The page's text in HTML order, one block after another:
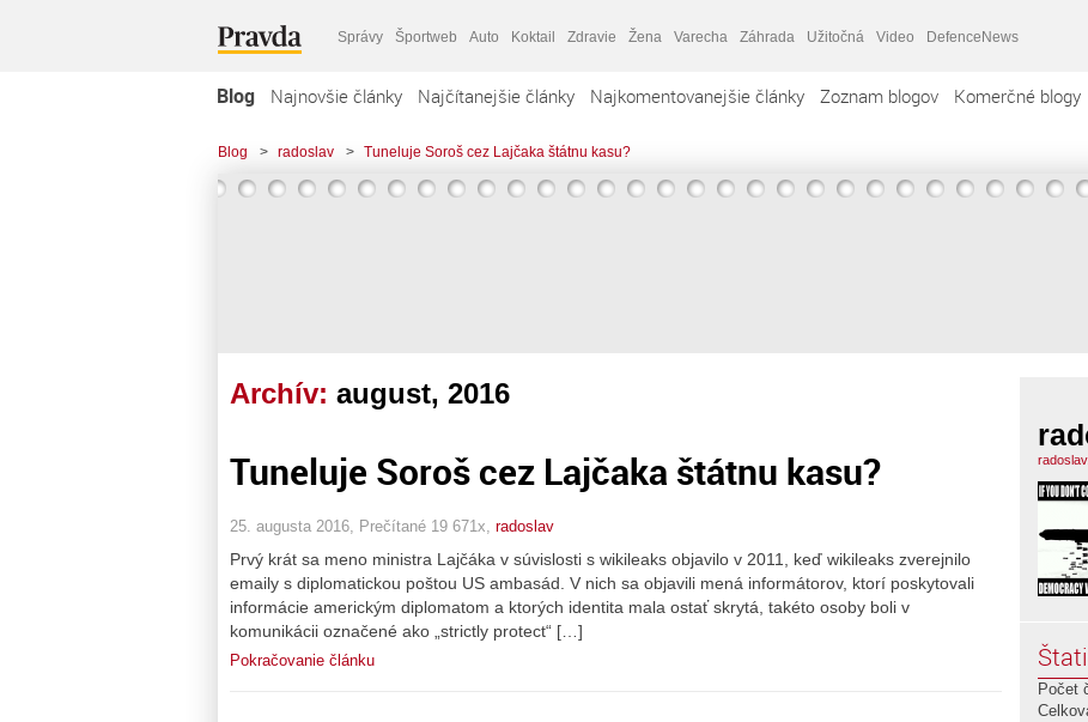
Správy Športweb Auto Koktail Zdravie Žena Varecha Záhrada Užitočná Video DefenceNews
Blog Najnovšie články Najčítanejšie články Najkomentovanejšie články Zoznam blogov Komerčné blogy
Blog > radoslav > Tuneluje Soroš cez Lajčaka štátnu kasu?
Archív: august, 2016
Tuneluje Soroš cez Lajčaka štátnu kasu?
25. augusta 2016, Prečítané 19 671x, radoslav
Prvý krát sa meno ministra Lajčáka v súvislosti s wikileaks objavilo v 2011, keď wikileaks zverejnilo
emaily s diplomatickou poštou US ambasád. V nich sa objavili mená informátorov, ktorí poskytovali
informácie americkým diplomatom a ktorých identita mala ostať skrytá, takéto osoby boli v
komunikácii označené ako „strictly protect“ […]
Pokračovanie článku
Počet